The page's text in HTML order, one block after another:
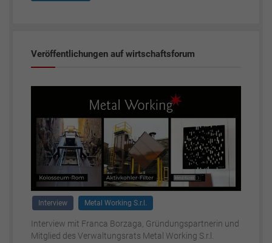
Veröffentlichungen auf wirtschaftsforum
Interview Metal Working S.r.l.
Interview mit Franca Borzaga, Gründungspartnerin und
Mitglied des Verwaltungsrats Metal Working S.r.l.